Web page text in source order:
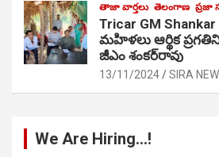
తాజా వార్తలు తెలంగాణ ప్రజా
Tricar GM
మహిళలు ఆర్థిక
జీఎం శంకర్‌రావు
13/11/2024 SIRA
We Are Hiring…!